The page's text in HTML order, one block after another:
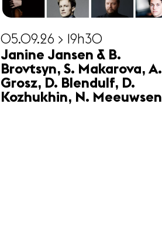
05.09.26 > 19h30
Janine Jansen & B.
Brovtsyn, S. Makarova, A.
Grosz, D. Blendulf, D.
Kozhukhin, N. Meeuwsen